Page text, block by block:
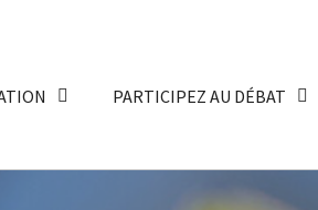
PARTICIPEZ AU DÉBAT